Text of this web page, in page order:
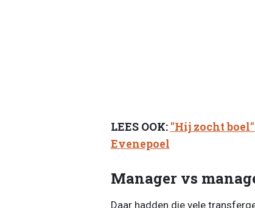
LEES OOK: "Hij zocht
Evenepoel
Manager vs
Daar hadden die vele